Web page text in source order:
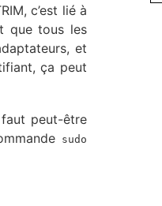
c’est lié à
que tous les
et
ça peut
peut-être
sudo